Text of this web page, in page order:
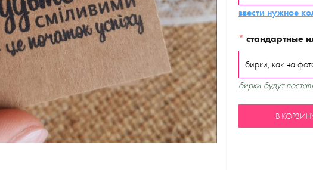
ввести нужное
* стандартные
бирки будут
В